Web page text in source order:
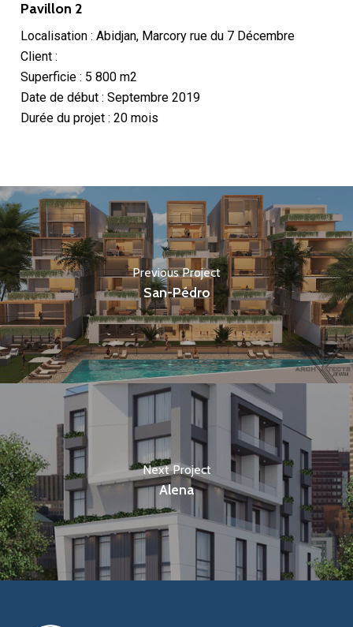
Pavillon 2
Localisation : Abidjan, Marcory rue du 7 Décembre
Client :
Superficie : 5 800 m2
Date de début : Septembre 2019
Durée du projet : 20 mois
Previous Project
San-Pédro
Next Project
Alena